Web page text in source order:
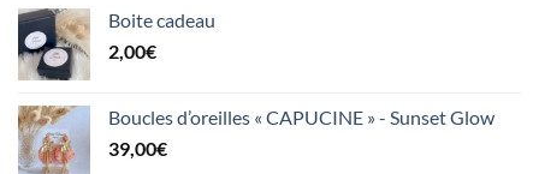
Boite cadeau
2,00€
Boucles d’oreilles « CAPUCINE » - Sunset Glow
39,00€